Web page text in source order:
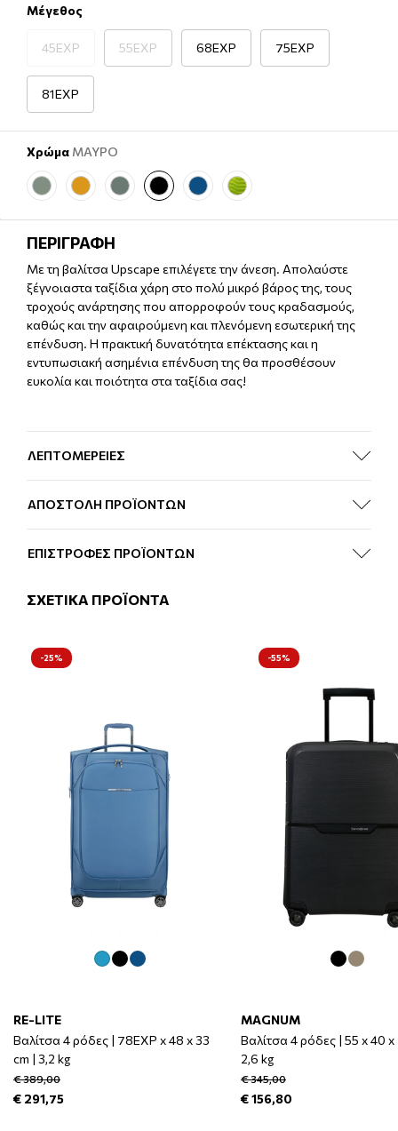
Μέγεθος
45EXP 55EXP 68EXP 75EXP
81EXP
Χρώμα ΜΑΥΡΟ
ΠΕΡΙΓΡΑΦΗ
Με τη βαλίτσα Upscape επιλέγετε την άνεση. Απολαύστε
ξέγνοιαστα ταξίδια χάρη στο πολύ μικρό βάρος της, τους
τροχούς ανάρτησης που απορροφούν τους κραδασμούς,
καθώς και την αφαιρούμενη και πλενόμενη εσωτερική της
επένδυση. Η πρακτική δυνατότητα επέκτασης και η
εντυπωσιακή ασημένια επένδυση της θα προσθέσουν
ευκολία και ποιότητα στα ταξίδια σας!
ΛΕΠΤΟΜΕΡΕΙΕΣ
ΑΠΟΣΤΟΛΗ ΠΡΟΪΟΝΤΩΝ
ΕΠΙΣΤΡΟΦΕΣ ΠΡΟΪΟΝΤΩΝ
ΣΧΕΤΙΚΑ ΠΡΟΪΟΝΤΑ
-25%
RE-LITE
Βαλίτσα 4 ρόδες | 78EXP x 48 x 33
cm | 3,2 kg
€ 389,00
€ 291,75
-55%
MAGNUM
Βαλίτσα 4 ρόδες | 55 x 40 x
2,6 kg
€ 345,00
€ 156,80